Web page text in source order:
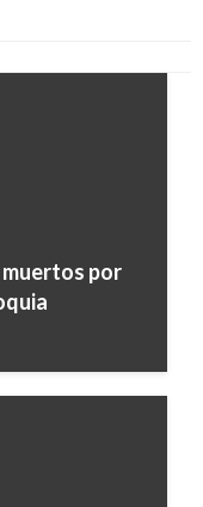
por